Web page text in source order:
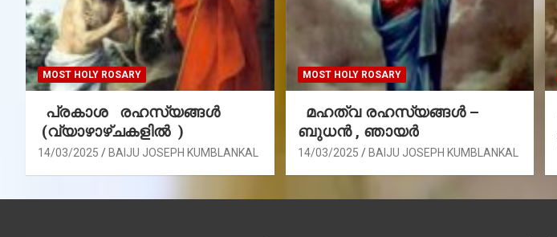
MOST HOLY ROSARY
പ്രകാശ രഹസ്യങ്ങൾ
(വ്യാഴാഴ്ചകളിൽ )
14/03/2025 BAIJU JOSEPH KUMBLANKAL
MOST HOLY ROSARY
മഹത്വ രഹസ്യങ്ങള്‍ –
ബുധൻ , ഞായർ
14/03/2025 BAIJU JOSEPH KUMBLANKAL